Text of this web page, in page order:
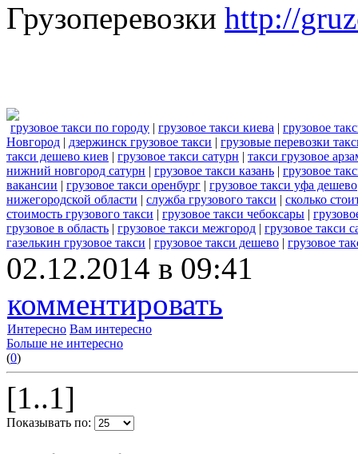
Грузоперевозки http://
грузовое такси по городу | грузовое такси киева | грузовое
Новгород | дзержинск грузовое такси | грузовые перевозки
такси дешево киев | грузовое такси сатурн | такси грузовое
нижний новгород сатурн | грузовое такси казань | грузовое
вакансии | грузовое такси оренбург | грузовое такси уфа дешево
нижегородской области | служба грузового такси | сколько
стоимость грузового такси | грузовое такси чебоксары |
грузовое в область | грузовое такси межгород | грузовое такси
газелькин грузовое такси | грузовое такси дешево | грузовое
02.12.2014 в 09:41
комментировать
Интересно Вам интересно
Больше не интересно
(0)
[1..1]
Показывать по: